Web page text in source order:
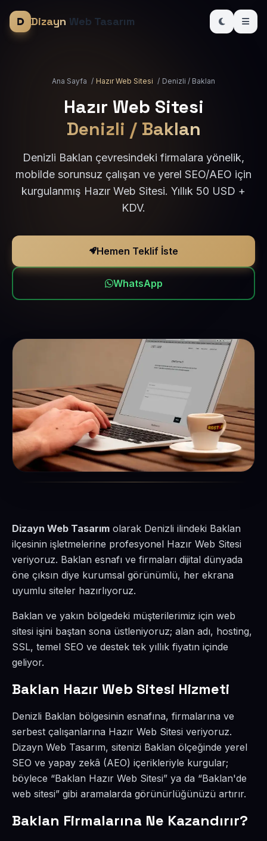
Dizayn Web Tasarım
Ana Sayfa / Hazır Web Sitesi / Denizli / Baklan
Hazır Web Sitesi
Denizli / Baklan
Denizli Baklan çevresindeki firmalara yönelik,
mobilde sorunsuz çalışan ve yerel SEO/AEO için
kurgulanmış Hazır Web Sitesi. Yıllık 50 USD +
KDV.
Hemen Teklif İste
WhatsApp
Dizayn Web Tasarım olarak Denizli ilindeki Baklan
ilçesinin işletmelerine profesyonel Hazır Web Sitesi
veriyoruz. Baklan esnafı ve firmaları dijital dünyada
öne çıksın diye kurumsal görünümlü, her ekrana
uyumlu siteler hazırlıyoruz.
Baklan ve yakın bölgedeki müşterilerimiz için web
sitesi işini baştan sona üstleniyoruz; alan adı, hosting,
SSL, temel SEO ve destek tek yıllık fiyatın içinde
geliyor.
Baklan Hazır Web Sitesi Hizmeti
Denizli Baklan bölgesinin esnafına, firmalarına ve
serbest çalışanlarına Hazır Web Sitesi veriyoruz.
Dizayn Web Tasarım, sitenizi Baklan ölçeğinde yerel
SEO ve yapay zekâ (AEO) içerikleriyle kurgular;
böylece “Baklan Hazır Web Sitesi” ya da “Baklan'de
web sitesi” gibi aramalarda görünürlüğünüzü artırır.
Baklan Firmalarına Ne Kazandırır?